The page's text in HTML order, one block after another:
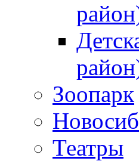
Зоопарк
Театры